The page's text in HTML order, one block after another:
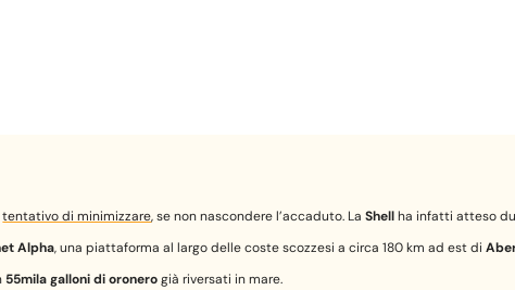
tentativo di minimizzare, se non nascondere l’accaduto. LaShellha infatti atteso
Alpha, una piattaforma al largo delle coste scozzesi a circa 180 km ad est di
55mila galloni di oronerogià riversati in mare.